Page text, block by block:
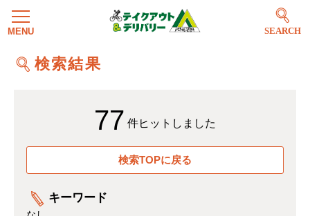
SEARCH
検索結果
77 件ヒットしました
検索TOPに戻る
キーワード